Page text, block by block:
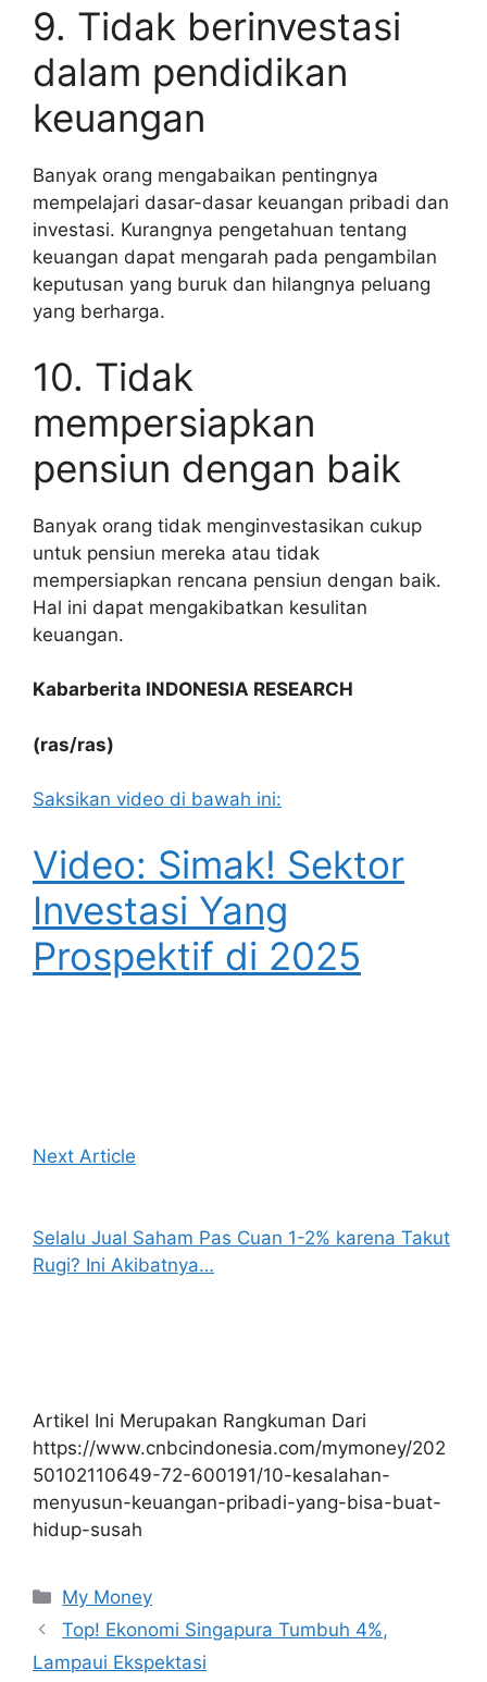
9. Tidak berinvestasi
dalam pendidikan
keuangan
Banyak orang mengabaikan pentingnya
mempelajari dasar-dasar keuangan pribadi dan
investasi. Kurangnya pengetahuan tentang
keuangan dapat mengarah pada pengambilan
keputusan yang buruk dan hilangnya peluang
yang berharga.
10. Tidak
mempersiapkan
pensiun dengan baik
Banyak orang tidak menginvestasikan cukup
untuk pensiun mereka atau tidak
mempersiapkan rencana pensiun dengan baik.
Hal ini dapat mengakibatkan kesulitan
keuangan.
Kabarberita INDONESIA RESEARCH
(ras/ras)
Saksikan video di bawah ini:
Video: Simak! Sektor
Investasi Yang
Prospektif di 2025
Next Article
Selalu Jual Saham Pas Cuan 1-2% karena Takut
Rugi? Ini Akibatnya…
Artikel Ini Merupakan Rangkuman Dari
https://www.cnbcindonesia.com/mymoney/202
50102110649-72-600191/10-kesalahan-
menyusun-keuangan-pribadi-yang-bisa-buat-
hidup-susah
Kategori
My Money
Top! Ekonomi Singapura Tumbuh 4%,
Lampaui Ekspektasi